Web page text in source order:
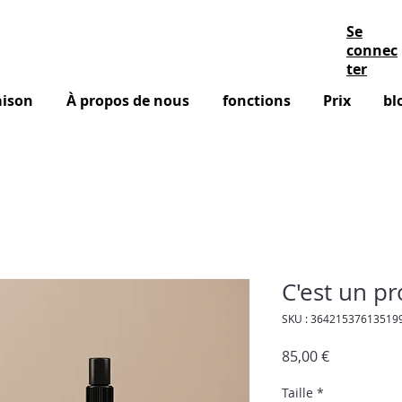
Se
connec
ter
À propos de nous fonctions Prix
C'est un
SKU :
85,00 €Prix
Taille *